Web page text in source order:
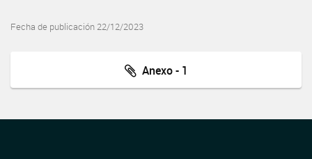
Fecha de publicación 22/12/2023
Anexo - 1